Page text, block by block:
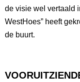
de visie wel vertaald
WestHoes” heeft
de buurt.